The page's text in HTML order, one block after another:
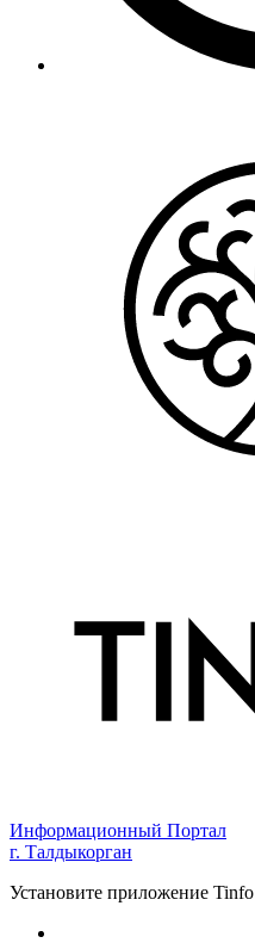
Информационный Портал
г. Талдыкорган
Установите приложение Tinfo